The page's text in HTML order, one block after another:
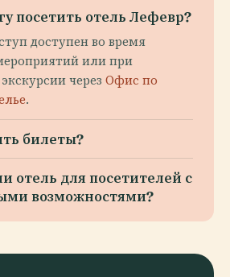
посетить отель Лефевр?
доступен во время
или при
через Офис по
.
билеты?
отель для посетителей с
возможностями?